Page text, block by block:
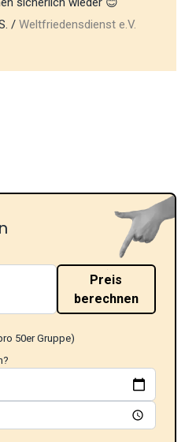
/ Weltfriedensdienst e.V.
Preis
berechnen
50er Gruppe)